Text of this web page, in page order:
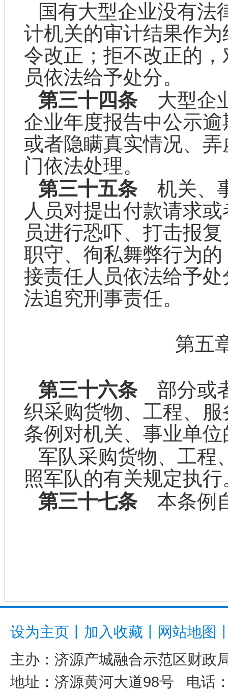
国有大型企业没有法
计机关的审计结果作
令改正；拒不改正的
员依法给予处分。
第三十四条大型企业
企业年度报告中公示
或者隐瞒真实情况、
门依法处理。
第三十五条机关、事
人员对提出付款请求
员进行恐吓、打击报
职守、徇私舞弊行为
接责任人员依法给予
法追究刑事责任。
第
第三十六条部分或者
织采购货物、工程、
条例对机关、事业单
军队采购货物、工程
照军队的有关规定执行
第三十七条本条例自
设为主页 加入收藏 网站地图
主办： 济源产城融合示范区财政
地址：济源黄河大道98号 电话